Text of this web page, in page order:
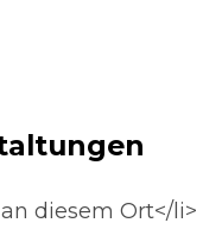
diesem Ort</li>